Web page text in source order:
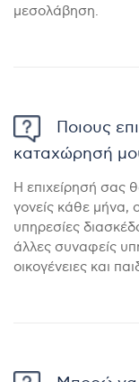
μεσολάβηση.
Ποιους
καταχώρησή
Η επιχείρησή σας
γονείς κάθε μήνα,
υπηρεσίες
άλλες συναφείς
οικογένειες και